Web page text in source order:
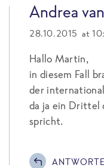
Andrea
28.10.2015 at
Hallo Martin,
in diesem Fall
der
da ja ein Drittel
spricht.